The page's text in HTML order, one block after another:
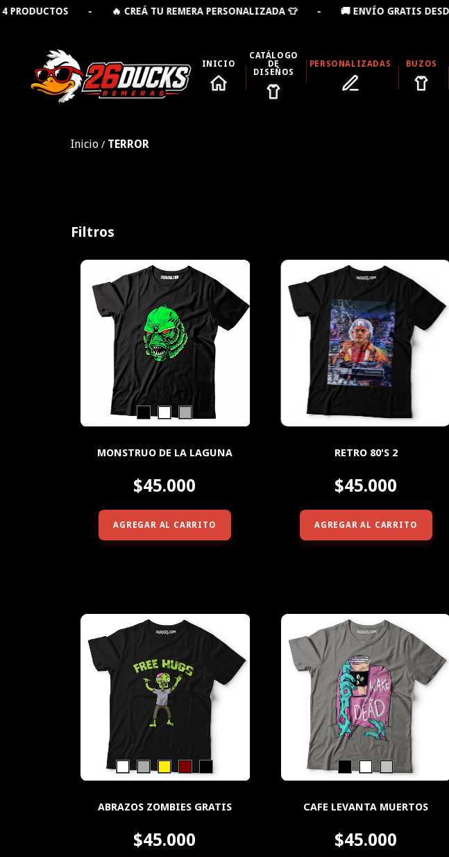
TU REMERA PERSONALIZADA 👕 - 🚚 ENVÍO GRATIS DESDE $200.000 -
INICIO
CATÁLOGO
DE
DISEÑOS
PERSONALIZADAS BUZOS
Inicio / TERROR
Filtros
MONSTRUO DE LA LAGUNA
$45.000
AGREGAR AL CARRITO
RETRO 80'S 2
$45.000
AGREGAR AL CARRITO
ABRAZOS ZOMBIES GRATIS
$45.000
CAFE LEVANTA MUERTOS
$45.000